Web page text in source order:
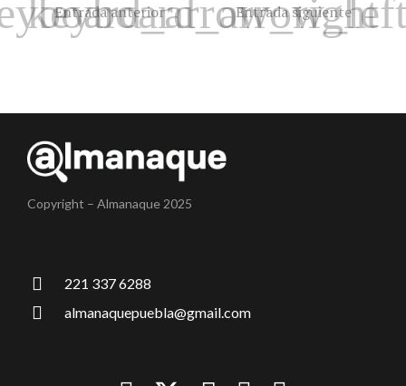
Entrada anterior Entrada siguiente
Copyright – Almanaque 2025
221 337 6288
almanaquepuebla@gmail.com